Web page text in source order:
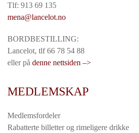
Tlf: 913 69 135
mena@lancelot.no
BORDBESTILLING:
Lancelot, tlf 66 78 54 88
eller på denne nettsiden –>
MEDLEMSKAP
Medlemsfordeler
Rabatterte billetter og rimeligere drikke